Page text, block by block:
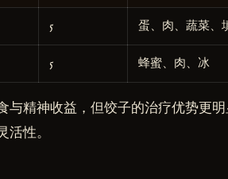
5 蛋、肉、蔬菜、
5 蜂蜜、肉、冰
与精神收益，但饺子的治疗优势更
性。